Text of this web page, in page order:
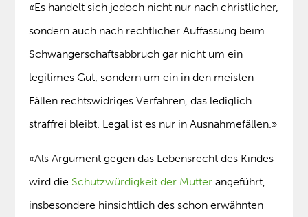
«Es handelt sich jedoch nicht nur nach christlicher,
sondern auch nach rechtlicher Auffassung beim
Schwangerschaftsabbruch gar nicht um ein
legitimes Gut, sondern um ein in den meisten
Fällen rechtswidriges Verfahren, das lediglich
straffrei bleibt. Legal ist es nur in Ausnahmefällen.»
«Als Argument gegen das Lebensrecht des Kindes
wird die Schutzwürdigkeit der Mutter angeführt,
insbesondere hinsichtlich des schon erwähnten